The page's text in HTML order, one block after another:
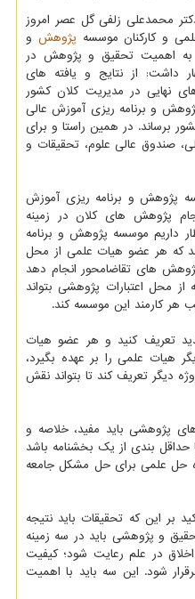
محمدعلی زلفی گل عصر امروز
و کارکنان موسسه پژوهش و
به اهمیت تحقیق و پژوهش در
داشت: از نتایج و یافته های
نهایی در مدیریت کلان کشور
و برنامه ریزی آموزش عالی
برساند. در همین راستا و برای
صندوق عالی علوم، تحقیقات و
پژوهش و برنامه ریزی آموزش
پژوهش های کلان در زمینه
داریم موسسه پژوهش و برنامه
که هر عضو هیات علمی از محل
های تقاضامحور انجام دهد
محل اعتبارات پژوهشی بتواند
هر کارمند این موسسه کند.
تعریف کنید و هر عضو هیات
هدایتگری ۱۰ عضو دیگر هیات علمی را بر عهده بگیرد،
تعریف و آنرا به ۱۰ ریز پروژه دیگر تعریف کند تا بتواند نقش
پژوهشی باید مفید، خلاصه و
حداقل بندی از یک بخشنامه باشد
حل علمی برای حل مشکل جامعه
بر این که تحقیقات باید نتیجه
و پژوهشی باید در سه زمینه
در علم رعایت شود؛ کیفیت
شود. این سه باید با اهمیت